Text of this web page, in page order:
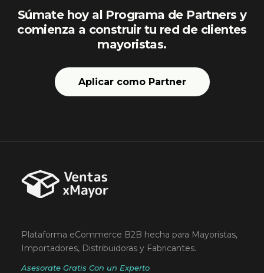
Súmate hoy al Programa de Partners y
comienza a construir tu red de clientes
mayoristas.
Aplicar como Partner
Plataforma eCommerce B2B hecha para Mayoristas,
Importadores, Distribuidoras y Fabricantes.
Asesorate Gratis Con un Experto